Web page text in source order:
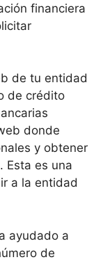
financiera
de tu entidad
de crédito
donde
y obtener
Esta es una
a la entidad
ayudado a
de